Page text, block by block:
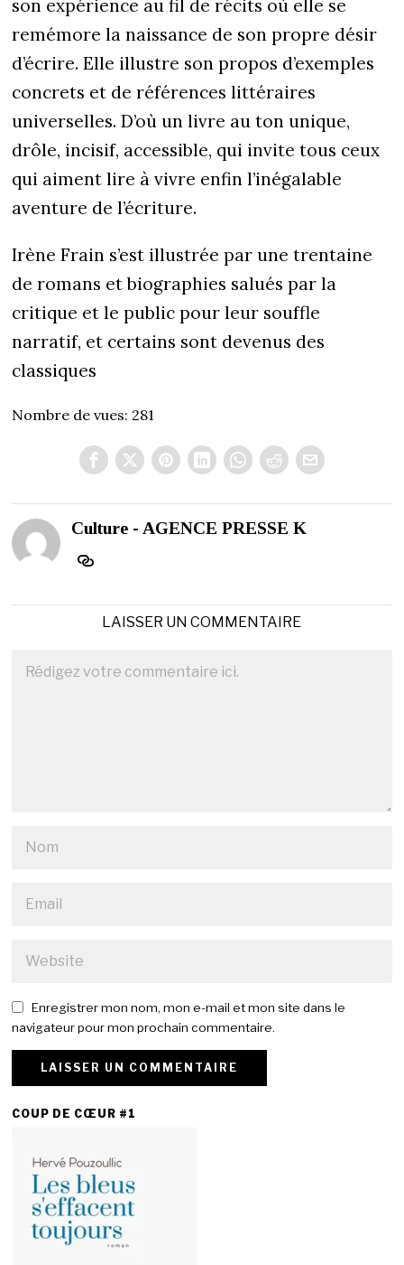
son expérience au fil de récits où elle se
remémore la naissance de son propre désir
d’écrire. Elle illustre son propos d’exemples
concrets et de références littéraires
universelles. D’où un livre au ton unique,
drôle, incisif, accessible, qui invite tous ceux
qui aiment lire à vivre enfin l’inégalable
aventure de l’écriture.
Irène Frain s’est illustrée par une trentaine
de romans et biographies salués par la
critique et le public pour leur souffle
narratif, et certains sont devenus des
classiques
Nombre de vues: 281
Culture - AGENCE PRESSE K
LAISSER UN COMMENTAIRE
Enregistrer mon nom, mon e-mail et mon site dans le
navigateur pour mon prochain commentaire.
COUP DE CŒUR #1